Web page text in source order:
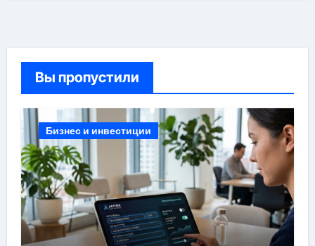
Вы пропустили
Бизнес и инвестиции